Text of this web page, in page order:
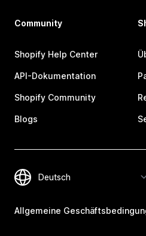
Community
Shopify Help Center
API-Dokumentation
Shopify Community
Blogs
Allgemeine